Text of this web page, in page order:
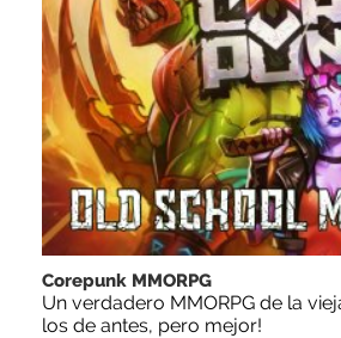
Corepunk MMORPG
Un verdadero MMORPG de la
los de antes, pero mejor!